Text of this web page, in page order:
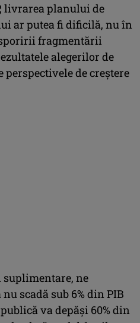
livrarea planului de
ar putea fi dificilă, nu în
fragmentării
alegerilor de
de creştere
suplimentare, ne
scadă sub 6% din PIB
va depăşi 60% din